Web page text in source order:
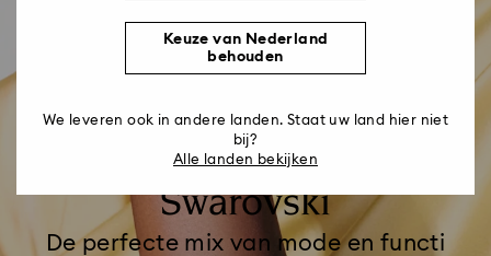
Savoir-faire op het gebied
van uurwerken van
Swarovski
De perfecte mix van mode en functi
Keuze van Nederland
behouden
We leveren ook in andere landen. Staat uw land hier niet
bij?
Alle landen bekijken